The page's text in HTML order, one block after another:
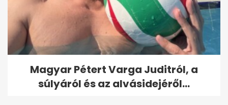
Magyar Pétert Varga Juditról, a
súlyáról és az alvásidejéről...